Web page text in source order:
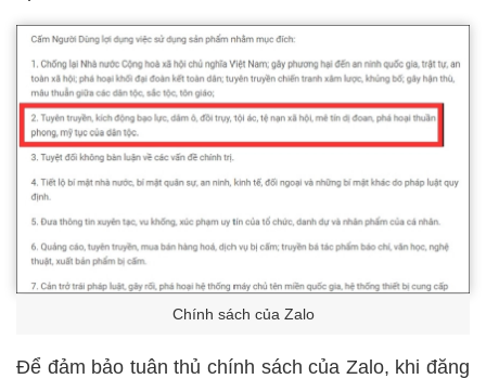
Chính sách của Zalo
Để đảm bảo tuân thủ chính sách của Zalo, khi đăng